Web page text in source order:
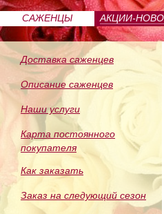
САЖЕНЦЫ
ПИТОМНИКА
АКЦИИ-
Доставка саженцев
Описание саженцев
Наши услуги
Карта постоянного
покупателя
Как заказать
Заказ на следующий сезон